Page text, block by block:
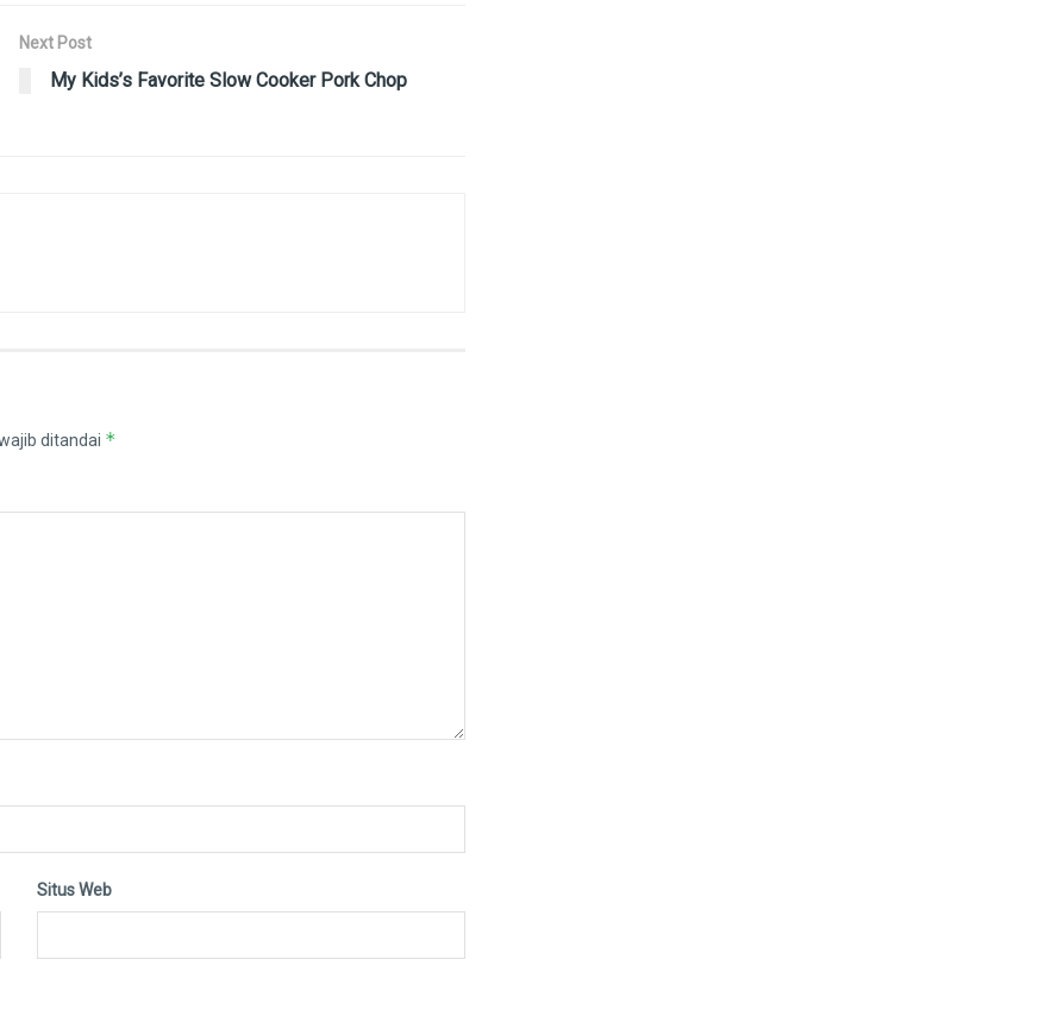
Next Post
My Kids’s Favorite Slow Cooker Pork Chop
ditandai *
Situs Web